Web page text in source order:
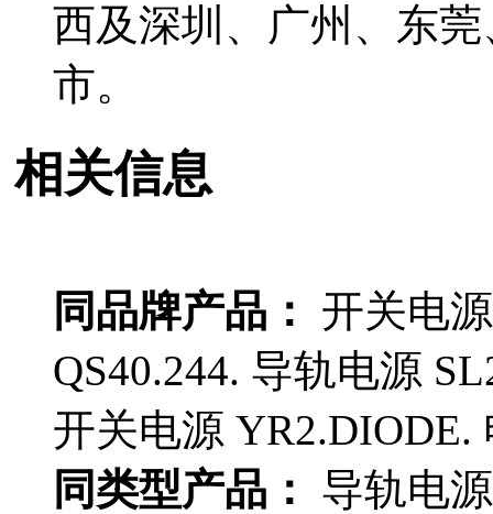
西及深圳、广州、东
市。
相关信息
同品牌产品：
开关电
QS40.244. 导轨电源
开关电源 YR2.DIODE.
同类型产品：
导轨电